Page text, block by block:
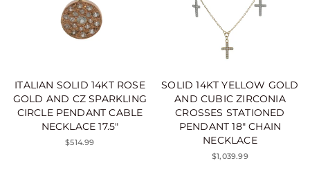
ITALIAN SOLID 14KT ROSE
GOLD AND CZ SPARKLING
CIRCLE PENDANT CABLE
NECKLACE 17.5"
$514.99
SOLID 14KT YELLOW GOLD
AND CUBIC ZIRCONIA
CROSSES STATIONED
PENDANT 18" CHAIN
NECKLACE
$1,039.99